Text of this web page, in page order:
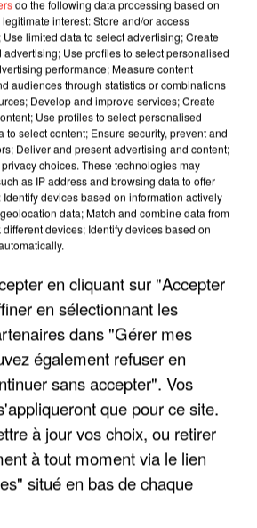
CHANTE
Voir plus
SUIS À DISPOSITION DES
A TOUS LE TRAC"
do the following data processing based on
interest: Store and/or access
limited data to select advertising; Create
Use profiles to select personalised
performance; Measure content
audiences through statistics or combinations
Develop and improve services; Create
Use profiles to select personalised
to select content; Ensure security, prevent and
Deliver and present advertising and content;
choices. These technologies may
as IP address and browsing data to offer
devices based on information actively
data; Match and combine data from
devices; Identify devices based on
en cliquant sur "Accepter
en sélectionnant les
dans "Gérer mes
également refuser en
sans accepter". Vos
que pour ce site.
à jour vos choix, ou retirer
à tout moment via le lien
situé en bas de chaque